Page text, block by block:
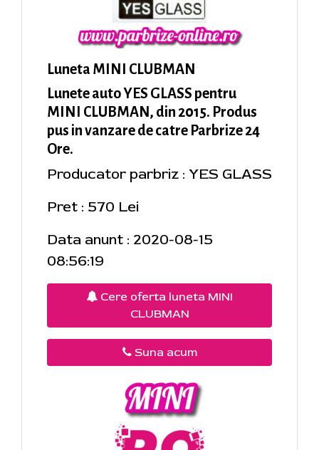
Luneta MINI CLUBMAN
Lunete auto YES GLASS pentru
MINI CLUBMAN, din 2015. Produs
pus in vanzare de catre Parbrize 24
Ore.
Producator parbriz : YES GLASS
Pret : 570 Lei
Data anunt : 2020-08-15
08:56:19
Cere oferta luneta MINI
CLUBMAN
Suna acum